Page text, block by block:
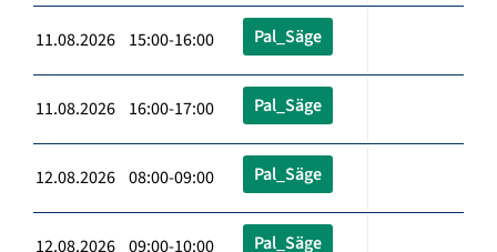
11.08.2026 15:00-16:00 Pal_Säge
11.08.2026 16:00-17:00 Pal_Säge
12.08.2026 08:00-09:00 Pal_Säge
12.08.2026 09:00-10:00 Pal_Säge